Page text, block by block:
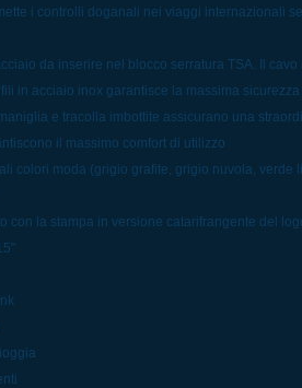
i controlli doganali nei viaggi internazionali
da inserire nel blocco serratura TSA. Il cavo
in acciaio inox garantisce la massima
e tracolla imbottite assicurano una
il massimo comfort di utilizzo
colori moda (grigio grafite, grigio nuvola, verde
con la stampa in versione catarifrangente del